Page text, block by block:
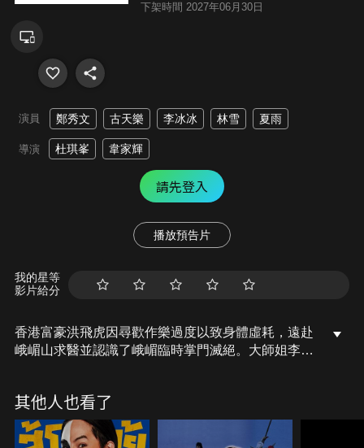
下架時間 2027年06月30日
演員 鄭秀文 古天樂 李冰冰 林雪 夏雨
導演 杜琪峯 韋家輝
請先登入
播放預告片
我的星等
影片給分
香港富豪洪飛虎因尋歡作樂過度以致身體虛耗，遠赴
峨嵋山求醫並認識了峨嵋臨時掌門滅絕。大師姐李莫
的心，於是滅絕來港找虎，要求虎假意追求自己，追
到後再拋棄她，讓自己能極度傷心，但滅絕真的愛上
了虎。
其他人也看了